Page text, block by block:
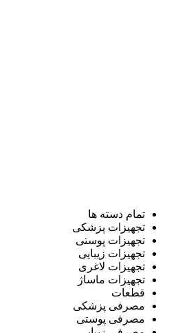
تمام دسته ها
تجهیزات پزشکی
تجهیزات پوستی
تجهیزات زیبایی
تجهیزات لاغری
تجهیزات ماساژ
قطعات
مصرفی پزشکی
مصرفی پوستی